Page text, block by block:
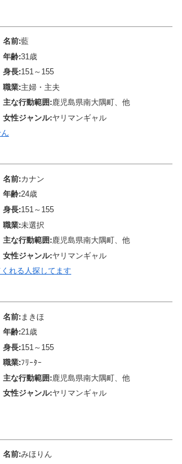
名前:藍
年齢:31歳
身長:151～155
職業:主婦・主夫
主な行動範囲:鹿児島県南大隅町、他
女性ジャンル:ヤリマンギャル
名前:カナン
年齢:24歳
身長:151～155
職業:未選択
主な行動範囲:鹿児島県南大隅町、他
女性ジャンル:ヤリマンギャル
れる人探してます
名前: まきほ
年齢:21歳
身長:151～155
職業:ﾌﾘｰﾀｰ
主な行動範囲: 鹿児島県南大隅町、他
女性ジャンル:ヤリマンギャル
名前:みほりん